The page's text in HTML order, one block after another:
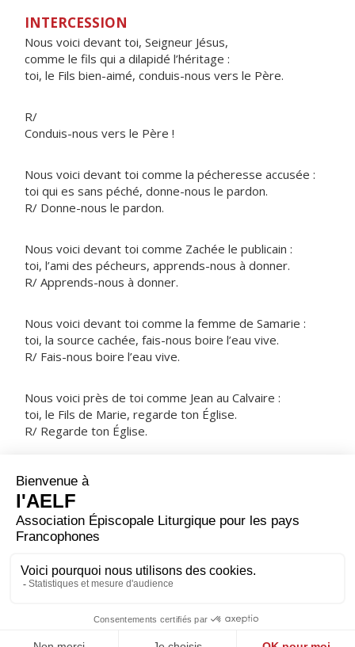
INTERCESSION
Nous voici devant toi, Seigneur Jésus,
comme le fils qui a dilapidé l’héritage :
toi, le Fils bien-aimé, conduis-nous vers le Père.
R/
Conduis-nous vers le Père !
Nous voici devant toi comme la pécheresse accusée :
toi qui es sans péché, donne-nous le pardon.
R/ Donne-nous le pardon.
Nous voici devant toi comme Zachée le publicain :
toi, l’ami des pécheurs, apprends-nous à donner.
R/ Apprends-nous à donner.
Nous voici devant toi comme la femme de Samarie :
toi, la source cachée, fais-nous boire l’eau vive.
R/ Fais-nous boire l’eau vive.
Nous voici près de toi comme Jean au Calvaire :
toi, le Fils de Marie, regarde ton Église.
R/ Regarde ton Église.
NOTRE PÈRE
ORAISON
Tu as préparé, Seigneur, pour nous qui sommes faibles,
d’accueillir avec joie notre relève­ment et d’en
témoigner par la fidélité de notre vie.